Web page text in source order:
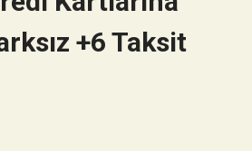
+6 Taksit